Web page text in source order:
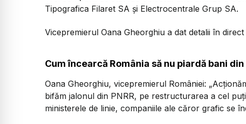
Tipografica Filaret SA și Electrocentrale Grup SA.
Vicepremierul Oana Gheorghiu a dat detalii în
Cum încearcă România să nu piardă bani din
Oana Gheorghiu, vicepremierul României:
bifăm jalonul din PNRR, pe restructurarea a cel
ministerele de linie, companiile ale căror grafic se